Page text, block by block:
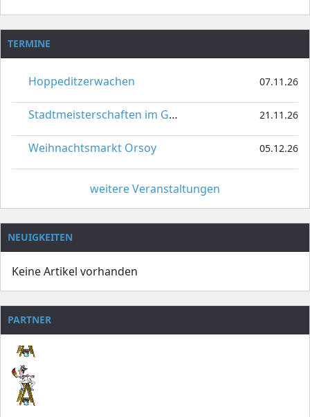
TERMINE
Hoppeditzerwachen 07.11.26
Stadtmeisterschaften im Gardetanz 21.11.26
Weihnachtsmarkt Orsoy 05.12.26
weitere Veranstaltungen
NEUIGKEITEN
Keine Artikel vorhanden
PARTNER